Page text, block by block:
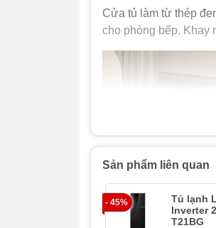
Cửa tủ làm từ thép
cho phòng bếp. Khay
Sản phẩm liên quan
- 45%
Tủ lạnh
Inverter
T21BG